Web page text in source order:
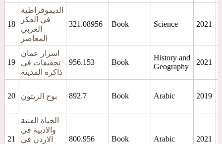
18
الديموقراطية
في الفكر
العربي
المعاصر
321.08956 Book Science 2021
19
اسرار عمان
تحقيقات في
ذاكرة المدينة
956.153 Book
History and
Geography
2021
20 بوح الزيتون 892.7 Book Arabic 2019
21
الحياة الفنية
والادبية في
الاردن في
800.956 Book Arabic 2021